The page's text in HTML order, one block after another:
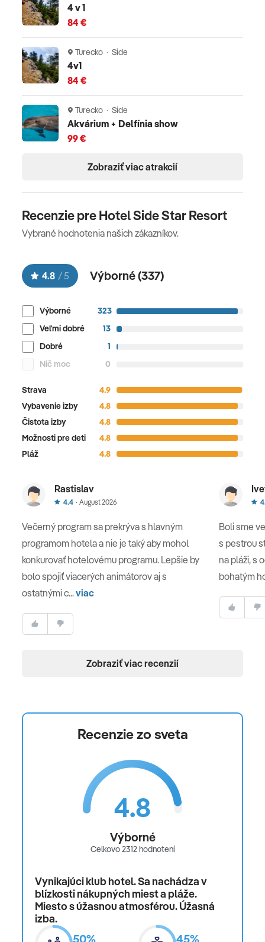
4 v 1
84 €
Turecko · Side
4v1
84 €
Turecko · Side
Akvárium + Delfínia show
99 €
Zobraziť viac atrakcií
Recenzie pre Hotel Side Star Resort
Vybrané hodnotenia našich zákazníkov.
4.8 /5 Výborné (337)
Výborné
323
Veľmi dobré
13
Dobré
1
Nič moc
0
Strava
4.9
Vybavenie izby
4.8
Čistota izby
4.8
Možnosti pre deti
4.8
Pláž
4.8
Rastislav
4.4 August 2026
Večerný program sa prekrýva s hlavným
programom hotela a nie je taký aby mohol
konkurovať hotelovému programu. Lepšie by
bolo spojiť viacerých animátorov aj s
ostatnými c...viac
Boli sme
s pestrou
na pláži, s
bohatým
Zobraziť viac recenzií
Recenzie zo sveta
4.8
Výborné
Celkovo 2312 hodnotení
Vynikajúci klub hotel. Sa nachádza v
blízkosti nákupných miest a pláže.
Miesto s úžasnou atmosférou. Úžasná
izba.
50% 45%